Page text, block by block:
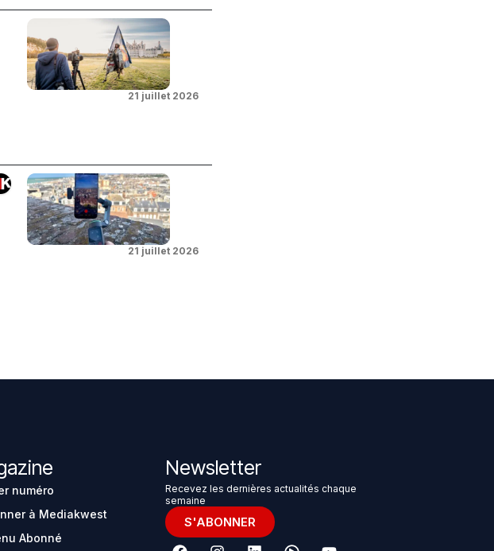
21 juillet 2026
21 juillet 2026
numéro
à Mediakwest
Abonné
Newsletter
Recevez les dernières actualités chaque
semaine
S'ABONNER